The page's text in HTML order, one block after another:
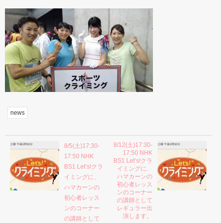
news
8/5(土)17:30-
17:50 NHK
BS1 Let’s!クラ
イミングに、
ハマカーンの
初心者レッス
ンのコーナー
の講師として
8/12(土)17:30-
17:50 NHK
BS1 Let’s!クラ
イミングに、
ハマカーンの
初心者レッス
ンのコーナー
の講師として
レギュラー出
演します。